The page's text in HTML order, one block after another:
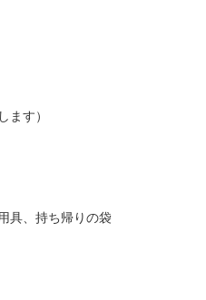
ます）
具、持ち帰りの袋